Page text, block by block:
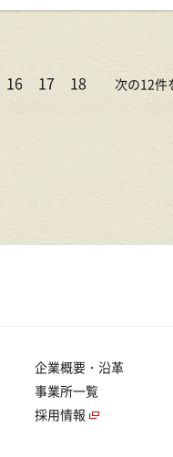
16 17 18 次の12件
企業概要・沿革
事業所一覧
採用情報